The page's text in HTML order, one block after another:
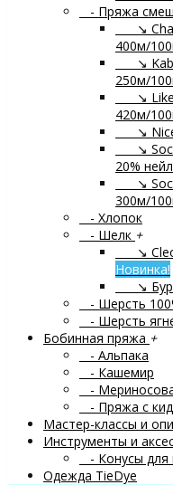
- Пряжа
↘
400м/
↘
250м/
↘ Like,
420м/
↘ Nice,
↘ Sock
20%
↘
300м/
- Хлопок
- Шелк +
↘ Cleo
Новинка!
↘
- Шерсть
- Шерсть
Бобинная пряжа +
- Альпака
- Кашемир
-
- Пряжа с
Мастер-классы и
Инструменты и
- Конусы для
Одежда TieDye